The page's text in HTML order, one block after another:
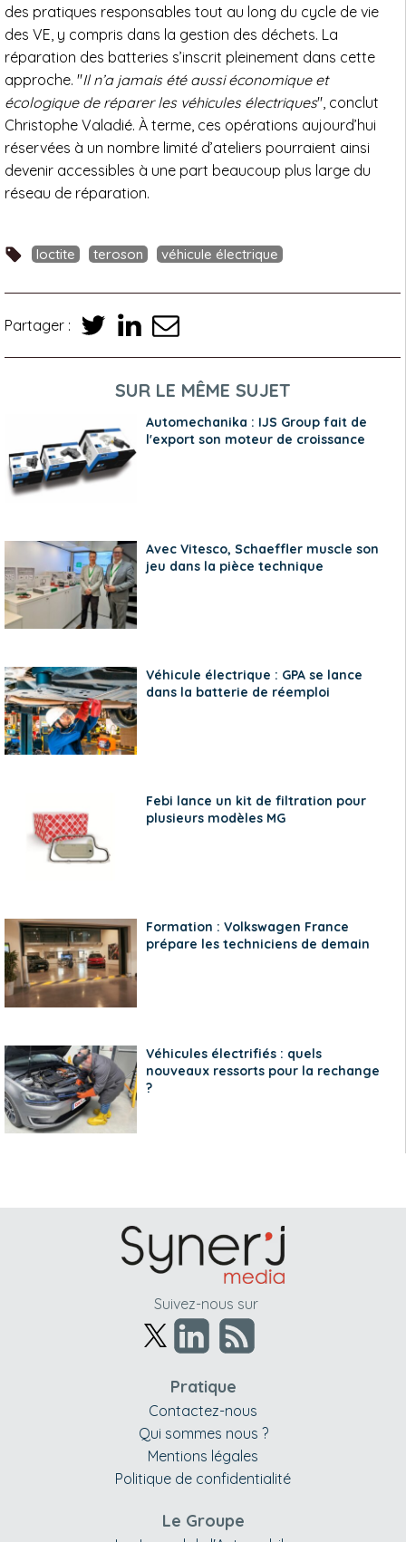
des pratiques responsables tout au long du cycle de vie
des VE, y compris dans la gestion des déchets. La
réparation des batteries s’inscrit pleinement dans cette
approche. "Il n’a jamais été aussi économique et
écologique de réparer les véhicules électriques", conclut
Christophe Valadié. À terme, ces opérations aujourd’hui
réservées à un nombre limité d’ateliers pourraient ainsi
devenir accessibles à une part beaucoup plus large du
réseau de réparation.
loctite teroson véhicule électrique
Partager :
SUR LE MÊME SUJET
Automechanika : IJS Group fait de
l'export son moteur de croissance
Avec Vitesco, Schaeffler muscle son
jeu dans la pièce technique
Véhicule électrique : GPA se lance
dans la batterie de réemploi
Febi lance un kit de filtration pour
plusieurs modèles MG
Formation : Volkswagen France
prépare les techniciens de demain
Véhicules électrifiés : quels
nouveaux ressorts pour la rechange
?
Suivez-nous sur
Pratique
Contactez-nous
Qui sommes nous ?
Mentions légales
Politique de confidentialité
Le Groupe